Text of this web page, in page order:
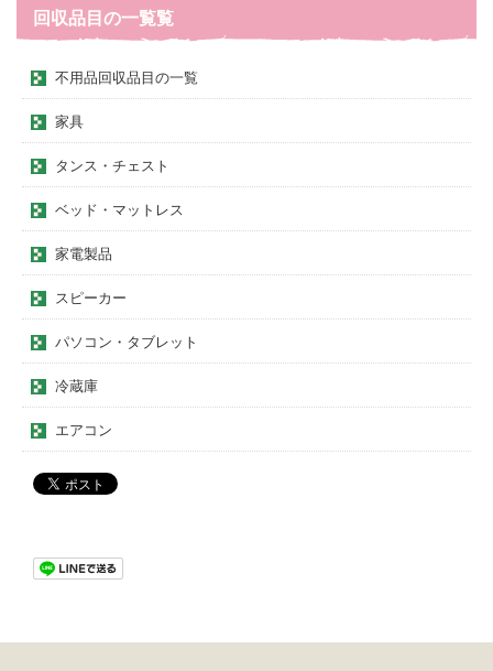
回収品目の一覧覧
不用品回収品目の一覧
家具
タンス・チェスト
ベッド・マットレス
家電製品
スピーカー
パソコン・タブレット
冷蔵庫
エアコン